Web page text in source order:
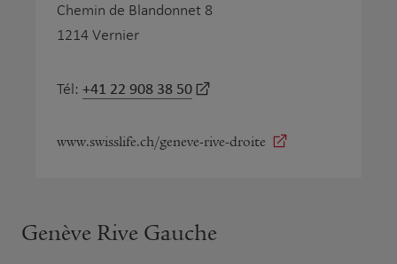
Chemin de Blandonnet 8
1214 Vernier
Tél: +41 22 908 38 50
www.swisslife.ch/geneve-rive-droite
Genève Rive Gauche